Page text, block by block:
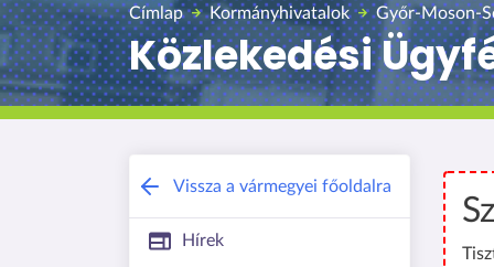
Címlap Kormányhivatalok Győr-Moson-
Közlekedési
Vissza a vármegyei főoldalra
Hírek